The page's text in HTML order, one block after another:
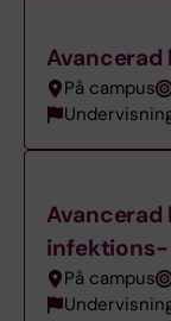
På campus
Avancerad
På campus